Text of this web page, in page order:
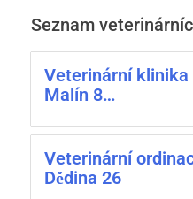
Seznam
Veterinární klinika
Malín 8…
Veterinární
Dědina 26